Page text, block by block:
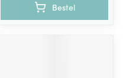
Bestel